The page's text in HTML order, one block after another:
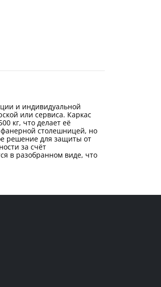
и индивидуальной
или сервиса. Каркас
кг, что делает её
фанерной столешницей, но
решение для защиты от
за счёт
в разобранном виде, что